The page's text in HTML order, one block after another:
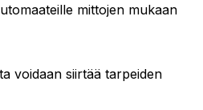
mittojen mukaan
voidaan siirtää tarpeiden